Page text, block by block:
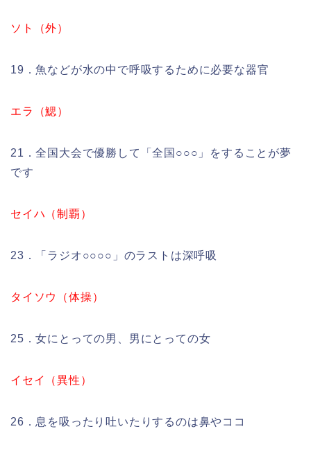
ソト（外）
19．魚などが水の中で呼吸するために必要な器官
エラ（鰓）
21．全国大会で優勝して「全国○○○」をすることが夢
です
セイハ（制覇）
23．「ラジオ○○○○」のラストは深呼吸
タイソウ（体操）
25．女にとっての男、男にとっての女
イセイ（異性）
26．息を吸ったり吐いたりするのは鼻やココ